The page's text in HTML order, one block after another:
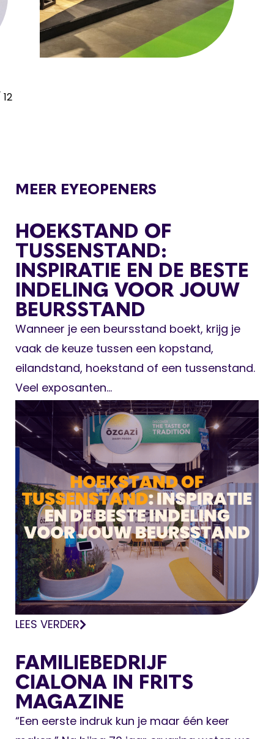
12
MEER EYEOPENERS
HOEKSTAND OF
TUSSENSTAND:
INSPIRATIE EN DE BESTE
INDELING VOOR JOUW
BEURSSTAND
Wanneer je een beursstand boekt, krijg je
vaak de keuze tussen een kopstand,
eilandstand, hoekstand of een tussenstand.
Veel exposanten...
LEES VERDER
FAMILIEBEDRIJF
CIALONA IN FRITS
MAGAZINE
“Een eerste indruk kun je maar één keer